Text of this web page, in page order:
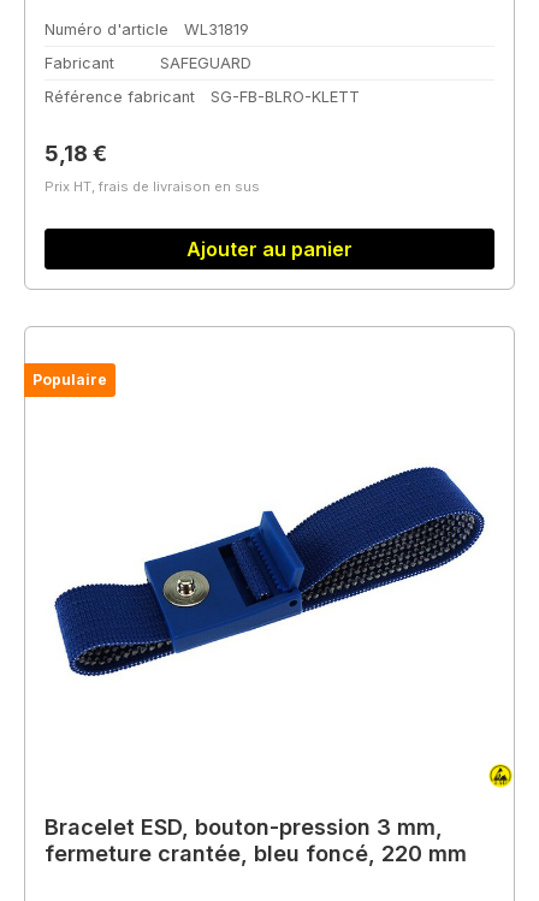
Numéro d'article
WL31819
Fabricant
SAFEGUARD
Référence fabricant
SG-FB-BLRO-KLETT
Prix régulier :
5,18 €
Prix HT, frais de livraison en sus
Ajouter au panier
Populaire
Bracelet ESD, bouton-pression 3 mm,
fermeture crantée, bleu foncé, 220 mm